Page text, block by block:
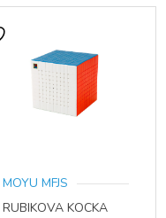
MOYU MFJS
RUBIKOVA KOCKA